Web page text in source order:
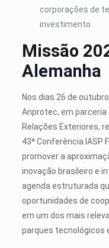
corporações de
investimento.
Missão
Alemanha
Nos dias 26 de
Anprotec, em parceria
Relações Exteriores,
43ª Conferência IASP
promover a
inovação brasileiro e
agenda estruturada
oportunidades de
em um dos mais
parques tecnológicos